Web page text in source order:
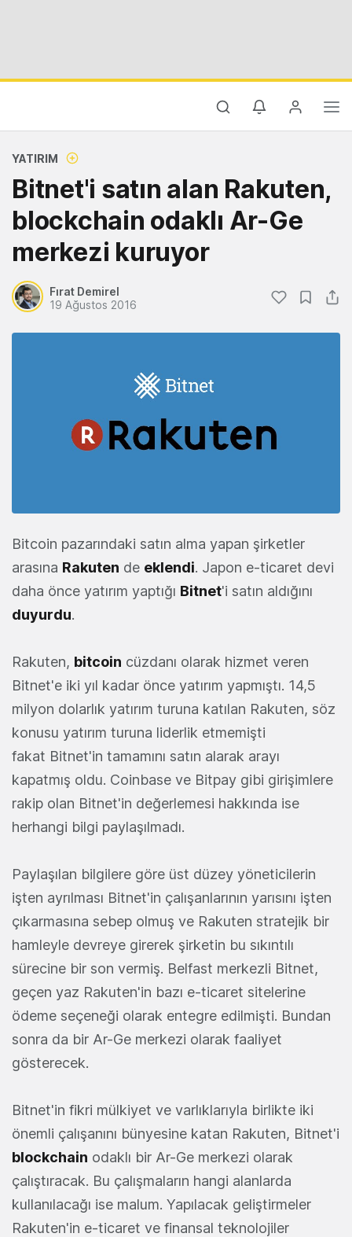
YATIRIM
Bitnet'i satın alan Rakuten,
blockchain odaklı Ar-Ge
merkezi kuruyor
Fırat Demirel
19 Ağustos 2016
Bitcoin pazarındaki satın alma yapan şirketler
arasına Rakuten de eklendi. Japon e-ticaret devi
daha önce yatırım yaptığı Bitnet'i satın aldığını
duyurdu.
Rakuten, bitcoin cüzdanı olarak hizmet veren
Bitnet'e iki yıl kadar önce yatırım yapmıştı. 14,5
milyon dolarlık yatırım turuna katılan Rakuten, söz
konusu yatırım turuna liderlik etmemişti
fakat Bitnet'in tamamını satın alarak arayı
kapatmış oldu. Coinbase ve Bitpay gibi girişimlere
rakip olan Bitnet'in değerlemesi hakkında ise
herhangi bilgi paylaşılmadı.
Paylaşılan bilgilere göre üst düzey yöneticilerin
işten ayrılması Bitnet'in çalışanlarının yarısını işten
çıkarmasına sebep olmuş ve Rakuten stratejik bir
hamleyle devreye girerek şirketin bu sıkıntılı
sürecine bir son vermiş. Belfast merkezli Bitnet,
geçen yaz Rakuten'in bazı e-ticaret sitelerine
ödeme seçeneği olarak entegre edilmişti. Bundan
sonra da bir Ar-Ge merkezi olarak faaliyet
gösterecek.
Bitnet'in fikri mülkiyet ve varlıklarıyla birlikte iki
önemli çalışanını bünyesine katan Rakuten, Bitnet'i
blockchain odaklı bir Ar-Ge merkezi olarak
çalıştıracak. Bu çalışmaların hangi alanlarda
kullanılacağı ise malum. Yapılacak geliştirmeler
Rakuten'in e-ticaret ve finansal teknolojiler